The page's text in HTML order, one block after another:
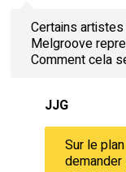
Certains
Melgroove
Comment cela
JJG
Sur le